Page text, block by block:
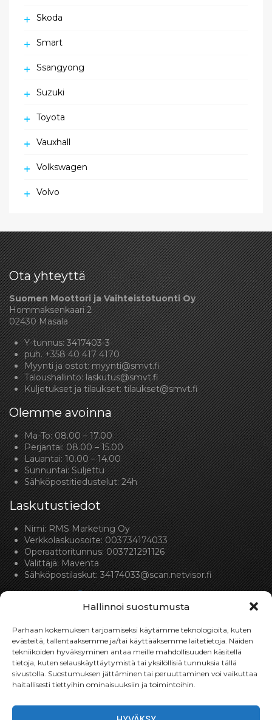
Hallinnoi suostumusta
Parhaan kokemuksen tarjoamiseksi käytämme teknologioita, kuten
evästeitä, tallentaaksemme ja/tai käyttääksemme laitetietoja. Näiden
tekniikoiden hyväksyminen antaa meille mahdollisuuden käsitellä
tietoja, kuten selauskäyttäytymistä tai yksilöllisiä tunnuksia tällä
sivustolla. Suostumuksen jättäminen tai peruuttaminen voi vaikuttaa
haitallisesti tiettyihin ominaisuuksiin ja toimintoihin.
Skoda
Smart
Ssangyong
Suzuki
Toyota
Vauxhall
Volkswagen
Volvo
Ota yhteyttä
Suomen Moottori ja Vaihteistotuonti Oy
Hommaksenkaari 2
02430 Masala
Y-tunnus: 3417403-3
puh.+358 40 417 4170
Myynti ja ostot:myynti@smvt.fi
Taloushallinto:laskutus@smvt.fi
Kuljetukset ja tilaukset:tilaukset@smvt.fi
Olemme avoinna
Ma-To: 08.00 – 17.00
Perjantai: 08.00 – 15.00
Lauantai: 10.00 – 14.00
Sunnuntai: Suljettu
Sähköpostitiedustelut: 24h
Laskutustiedot
Nimi: RMS Marketing Oy
Verkkolaskuosoite: 003734174033
Operaattoritunnus: 003721291126
Välittäjä: Maventa
Sähköpostilaskut:34174033@scan.netvisor.fi
Toimitukset
Toimitamme osat perille toimitusperiaatteella siihen
osan toimitettavan.